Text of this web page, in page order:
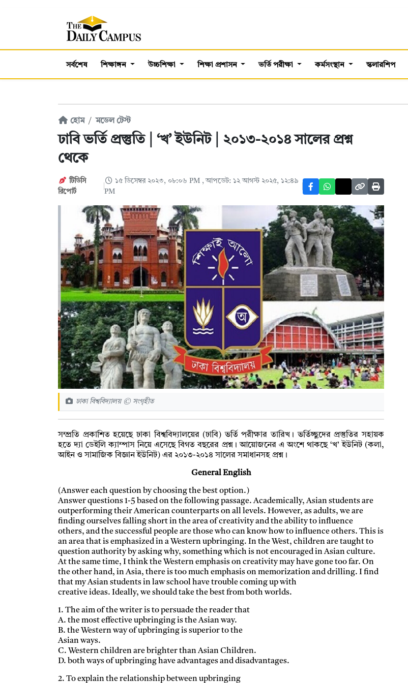
সর্বশেষ শিক্ষাঙ্গন উচ্চশিক্ষা শিক্ষা প্রশাসন ভর্তি পরীক্ষা কর্মসংস্থান স্কলারশিপ
হোম মডেল টেস্ট
ঢাবি ভর্তি প্রস্তুতি | ‘খ’ ইউনিট | ২০১৩-২০১৪ সালের প্রশ্ন
থেকে
টিডিসি
রিপোর্ট
১৫ ডিসেম্বর ২০২৩, ০৮:০৬ PM , আপডেট: ১২ আগস্ট ২০২৫, ১২:৪৯
PM
ঢাকা বিশ্ববিদ্যালয় © সংগৃহীত
সম্প্রতি প্রকাশিত হয়েছে ঢাকা বিশ্ববিদ্যালয়ের (ঢাবি) ভর্তি পরীক্ষার তারিখ। ভর্তিচ্ছুদের প্রস্তুতির সহায়ক
হতে দ্যা ডেইলি ক্যাম্পাস নিয়ে এসেছে বিগত বছরের প্রশ্ন। আয়োজনের এ অংশে থাকছে ‘খ’ ইউনিট (কলা,
আইন ও সামাজিক বিজ্ঞান ইউনিট) এর ২০১৩-২০১৪ সালের সমাধানসহ প্রশ্ন।
General English
(Answer each question by choosing the best option.)
Answer questions 1-5 based on the following passage. Academically, Asian students are
outperforming their American counterparts on all levels. However, as adults, we are
finding ourselves falling short in the area of creativity and the ability to influence
others, and the successful people are those who can know how to influence others. This is
an area that is emphasized in a Western upbringing. In the West, children are taught to
question authority by asking why, something which is not encouraged in Asian culture.
At the same time, I think the Western emphasis on creativity may have gone too far. On
the other hand, in Asia, there is too much emphasis on memorization and drilling. I find
that my Asian students in law school have trouble coming up with
creative ideas. Ideally, we should take the best from both worlds.
1. The aim of the writer is to persuade the reader that
A. the most effective upbringing is the Asian way.
B. the Western way of upbringing is superior to the
Asian ways.
C. Western children are brighter than Asian Children.
D. both ways of upbringing have advantages and disadvantages.
2. To explain the relationship between upbringing